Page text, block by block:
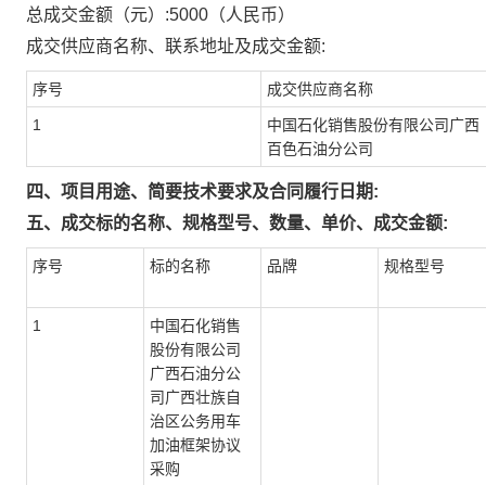
总成交金额（元）:5000 （人民币）
成交供应商名称、联系地址及成交金额:
序号 成交供应商名称
1
中国石化销售股份有限公司广西
百色石油分公司
四、项目用途、简要技术要求及合同履行日期:
五、成交标的名称、规格型号、数量、单价、成交金额:
序号 标的名称 品牌 规格型号
1
中国石化销售
股份有限公司
广西石油分公
司广西壮族自
治区公务用车
加油框架协议
采购